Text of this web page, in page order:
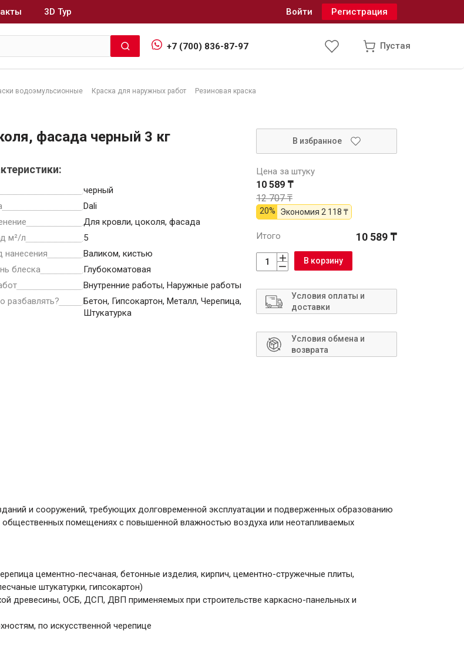
водоэмульсионные Краска для наружных работ
Резиновая краска
фасада черный 3 кг
черный
Dali
Для кровли, цоколя, фасада
м²/л
5
нанесения
Валиком, кистью
блеска
Глубокоматовая
Внутренние работы, Наружные работы
разбавлять?
Бетон, Гипсокартон, Металл, Черепица,
Штукатурка
В избранное
Цена за штуку
10 589 ₸
12 707 ₸
20% Экономия 2 118 ₸
Итого 10 589 ₸
В корзину
Условия оплаты и
доставки
Условия обмена и
возврата
и сооружений, требующих долговременной эксплуатации и подверженных образованию
помещениях с повышенной влажностью воздуха или неотапливаемых
цементно-песчаная, бетонные изделия, кирпич, цементно-стружечные плиты,
штукатурки, гипсокартон)
древесины, ОСБ, ДСП, ДВП применяемых при строительстве каркасно-панельных и
по искусственной черепице
3D Тур Войти Регистрация
+7 (700) 836-87-97 Пустая
материалы
гвозди
Водоснабжение и водоотведение
Инструменты
инструмент
инструмент
Сантехника